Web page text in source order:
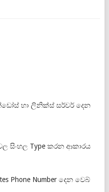
හා ලිනික්ස් සර්වර් දෙන
වල සිංහල Type කරන ආකාරය
Phone Number දෙන වෙබ්